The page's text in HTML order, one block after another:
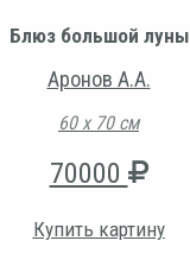
Блюз большой луны
Аронов А.А.
60 х 70 см
70000
Купить картину